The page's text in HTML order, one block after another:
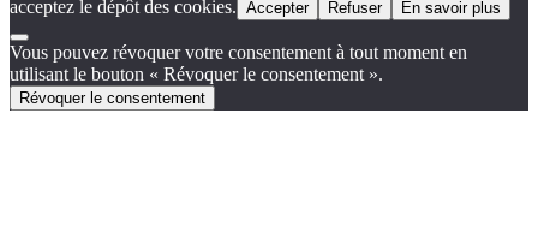
acceptez le dépôt des cookies. Accepter Refuser En savoir plus
Vous pouvez révoquer votre consentement à tout moment en
utilisant le bouton « Révoquer le consentement ».
Révoquer le consentement